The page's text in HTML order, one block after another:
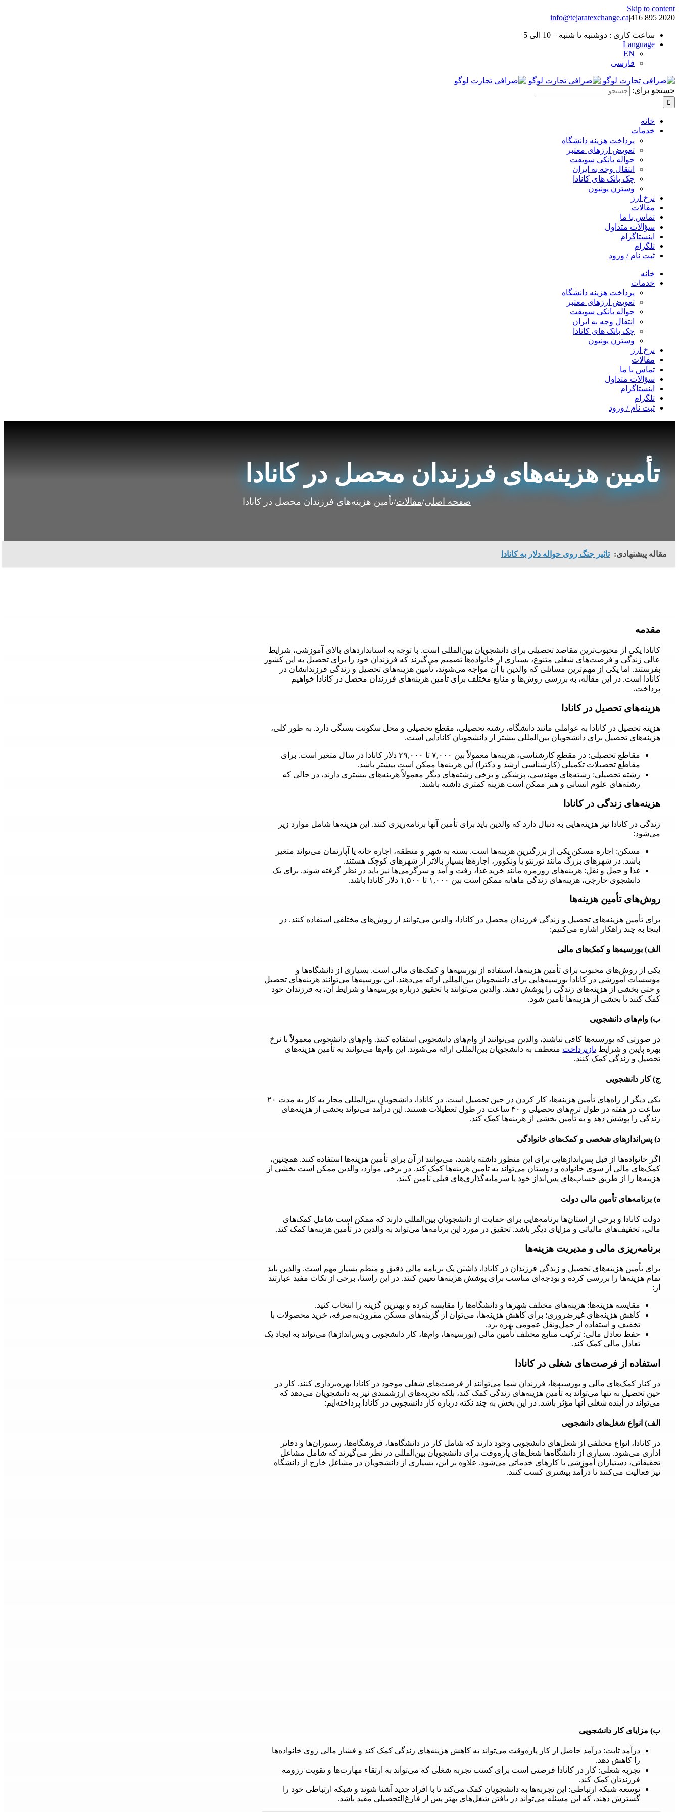
Skip to content
2020 895 416
|
info@tejaratexchange.ca
ساعت کاری : دوشنبه تا شنبه – 10 الی 5
Language
EN
فارسی
جستجو برای:
خانه
خدمات
پرداخت هزینه دانشگاه
تعویض ارزهای معتبر
حواله بانکی سویفت
انتقال وجه به ایران
چک بانک های کانادا
وسترن یونیون
نرخ ارز
مقالات
تماس با ما
سؤالات متداول
اینستاگرام
تلگرام
ثبت نام / ورود
خانه
خدمات
پرداخت هزینه دانشگاه
تعویض ارزهای معتبر
حواله بانکی سویفت
انتقال وجه به ایران
چک بانک های کانادا
وسترن یونیون
نرخ ارز
مقالات
تماس با ما
سؤالات متداول
اینستاگرام
تلگرام
ثبت نام / ورود
تأمین هزینه‌های فرزندان محصل در کانادا
صفحه اصلی/مقالات/تأمین هزینه‌های فرزندان محصل در کانادا
مقاله پیشنهادی: تاثیر جنگ روی حواله دلار به کانادا
مقدمه
کانادا یکی از محبوب‌ترین مقاصد تحصیلی برای دانشجویان بین‌المللی است. با توجه به استانداردهای بالای آموزشی، شرایط
عالی زندگی و فرصت‌های شغلی متنوع، بسیاری از خانواده‌ها تصمیم می‌گیرند که فرزندان خود را برای تحصیل به این کشور
بفرستند. اما یکی از مهم‌ترین مسائلی که والدین با آن مواجه می‌شوند، تأمین هزینه‌های تحصیل و زندگی فرزندانشان در
کانادا است. در این مقاله، به بررسی روش‌ها و منابع مختلف برای تأمین هزینه‌های فرزندان محصل در کانادا خواهیم
پرداخت.
هزینه‌های تحصیل در کانادا
هزینه تحصیل در کانادا به عواملی مانند دانشگاه، رشته تحصیلی، مقطع تحصیلی و محل سکونت بستگی دارد. به طور کلی،
هزینه‌های تحصیل برای دانشجویان بین‌المللی بیشتر از دانشجویان کانادایی است.
مقاطع تحصیلی: در مقطع کارشناسی، هزینه‌ها معمولاً بین ۷,۰۰۰ تا ۲۹,۰۰۰ دلار کانادا در سال متغیر است. برای
مقاطع تحصیلات تکمیلی (کارشناسی ارشد و دکترا) این هزینه‌ها ممکن است بیشتر باشد.
رشته تحصیلی: رشته‌های مهندسی، پزشکی و برخی رشته‌های دیگر معمولاً هزینه‌های بیشتری دارند، در حالی که
رشته‌های علوم انسانی و هنر ممکن است هزینه کمتری داشته باشند.
هزینه‌های زندگی در کانادا
زندگی در کانادا نیز هزینه‌هایی به دنبال دارد که والدین باید برای تأمین آنها برنامه‌ریزی کنند. این هزینه‌ها شامل موارد زیر
می‌شود:
مسکن: اجاره مسکن یکی از بزرگترین هزینه‌ها است. بسته به شهر و منطقه، اجاره خانه یا آپارتمان می‌تواند متغیر
باشد. در شهرهای بزرگ مانند تورنتو یا ونکوور، اجاره‌ها بسیار بالاتر از شهرهای کوچک هستند.
غذا و حمل و نقل: هزینه‌های روزمره مانند خرید غذا، رفت و آمد و سرگرمی‌ها نیز باید در نظر گرفته شوند. برای یک
دانشجوی خارجی، هزینه‌های زندگی ماهانه ممکن است بین ۱,۰۰۰ تا ۱,۵۰۰ دلار کانادا باشد.
روش‌های تأمین هزینه‌ها
برای تأمین هزینه‌های تحصیل و زندگی فرزندان محصل در کانادا، والدین می‌توانند از روش‌های مختلفی استفاده کنند. در
اینجا به چند راهکار اشاره می‌کنیم:
الف) بورسیه‌ها و کمک‌های مالی
یکی از روش‌های محبوب برای تأمین هزینه‌ها، استفاده از بورسیه‌ها و کمک‌های مالی است. بسیاری از دانشگاه‌ها و
مؤسسات آموزشی در کانادا بورسیه‌هایی برای دانشجویان بین‌المللی ارائه می‌دهند. این بورسیه‌ها می‌توانند هزینه‌های تحصیل
و حتی بخشی از هزینه‌های زندگی را پوشش دهند. والدین می‌توانند با تحقیق درباره بورسیه‌ها و شرایط آن، به فرزندان خود
کمک کنند تا بخشی از هزینه‌ها تأمین شود.
ب) وام‌های دانشجویی
در صورتی که بورسیه‌ها کافی نباشند، والدین می‌توانند از وام‌های دانشجویی استفاده کنند. وام‌های دانشجویی معمولاً با نرخ
بهره پایین و شرایط بازپرداخت منعطف به دانشجویان بین‌المللی ارائه می‌شوند. این وام‌ها می‌توانند به تأمین هزینه‌های
تحصیل و زندگی کمک کنند.
ج) کار دانشجویی
یکی دیگر از راه‌های تأمین هزینه‌ها، کار کردن در حین تحصیل است. در کانادا، دانشجویان بین‌المللی مجاز به کار به مدت ۲۰
ساعت در هفته در طول ترم‌های تحصیلی و ۴۰ ساعت در طول تعطیلات هستند. این درآمد می‌تواند بخشی از هزینه‌های
زندگی را پوشش دهد و به تأمین بخشی از هزینه‌ها کمک کند.
د) پس‌اندازهای شخصی و کمک‌های خانوادگی
اگر خانواده‌ها از قبل پس‌اندازهایی برای این منظور داشته باشند، می‌توانند از آن برای تأمین هزینه‌ها استفاده کنند. همچنین،
کمک‌های مالی از سوی خانواده و دوستان می‌تواند به تأمین هزینه‌ها کمک کند. در برخی موارد، والدین ممکن است بخشی از
هزینه‌ها را از طریق حساب‌های پس‌انداز خود یا سرمایه‌گذاری‌های قبلی تأمین کنند.
ه) برنامه‌های تأمین مالی دولت
دولت کانادا و برخی از استان‌ها برنامه‌هایی برای حمایت از دانشجویان بین‌المللی دارند که ممکن است شامل کمک‌های
مالی، تخفیف‌های مالیاتی و مزایای دیگر باشد. تحقیق در مورد این برنامه‌ها می‌تواند به والدین در تأمین هزینه‌ها کمک کند.
برنامه‌ریزی مالی و مدیریت هزینه‌ها
برای تأمین هزینه‌های تحصیل و زندگی فرزندان در کانادا، داشتن یک برنامه مالی دقیق و منظم بسیار مهم است. والدین باید
تمام هزینه‌ها را بررسی کرده و بودجه‌ای مناسب برای پوشش هزینه‌ها تعیین کنند. در این راستا، برخی از نکات مفید عبارتند
از:
مقایسه هزینه‌ها: هزینه‌های مختلف شهرها و دانشگاه‌ها را مقایسه کرده و بهترین گزینه را انتخاب کنید.
کاهش هزینه‌های غیرضروری: برای کاهش هزینه‌ها، می‌توان از گزینه‌های مسکن مقرون‌به‌صرفه، خرید محصولات با
تخفیف و استفاده از حمل‌ونقل عمومی بهره برد.
حفظ تعادل مالی: ترکیب منابع مختلف تأمین مالی (بورسیه‌ها، وام‌ها، کار دانشجویی و پس‌اندازها) می‌تواند به ایجاد یک
تعادل مالی کمک کند.
استفاده از فرصت‌های شغلی در کانادا
در کنار کمک‌های مالی و بورسیه‌ها، فرزندان شما می‌توانند از فرصت‌های شغلی موجود در کانادا بهره‌برداری کنند. کار در
حین تحصیل نه تنها می‌تواند به تأمین هزینه‌های زندگی کمک کند، بلکه تجربه‌های ارزشمندی نیز به دانشجویان می‌دهد که
می‌تواند در آینده شغلی آنها مؤثر باشد. در این بخش به چند نکته درباره کار دانشجویی در کانادا پرداخته‌ایم:
الف) انواع شغل‌های دانشجویی
در کانادا، انواع مختلفی از شغل‌های دانشجویی وجود دارند که شامل کار در دانشگاه‌ها، فروشگاه‌ها، رستوران‌ها و دفاتر
اداری می‌شود. بسیاری از دانشگاه‌ها شغل‌های پاره‌وقت برای دانشجویان بین‌المللی در نظر می‌گیرند که شامل مشاغل
تحقیقاتی، دستیاران آموزشی یا کارهای خدماتی می‌شود. علاوه بر این، بسیاری از دانشجویان در مشاغل خارج از دانشگاه
نیز فعالیت می‌کنند تا درآمد بیشتری کسب کنند.
ب) مزایای کار دانشجویی
درآمد ثابت: درآمد حاصل از کار پاره‌وقت می‌تواند به کاهش هزینه‌های زندگی کمک کند و فشار مالی روی خانواده‌ها
را کاهش دهد.
تجربه شغلی: کار در کانادا فرصتی است برای کسب تجربه شغلی که می‌تواند به ارتقاء مهارت‌ها و تقویت رزومه
فرزندتان کمک کند.
توسعه شبکه ارتباطی: این تجربه‌ها به دانشجویان کمک می‌کند تا با افراد جدید آشنا شوند و شبکه ارتباطی خود را
گسترش دهند، که این مسئله می‌تواند در یافتن شغل‌های بهتر پس از فارغ‌التحصیلی مفید باشد.